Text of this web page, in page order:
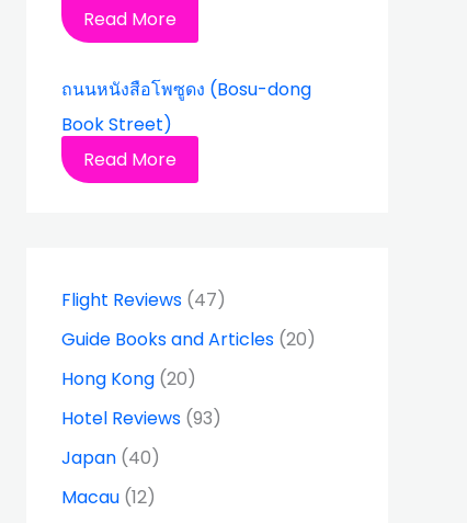
Read More
ถนนหนังสือโพซูดง (Bosu-dong
Book Street)
Read More
Flight Reviews (47)
Guide Books and Articles (20)
Hong Kong (20)
Hotel Reviews (93)
Japan (40)
Macau (12)